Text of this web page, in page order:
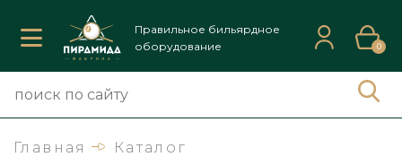
Правильное бильярдное
оборудование
0
Главная
Каталог